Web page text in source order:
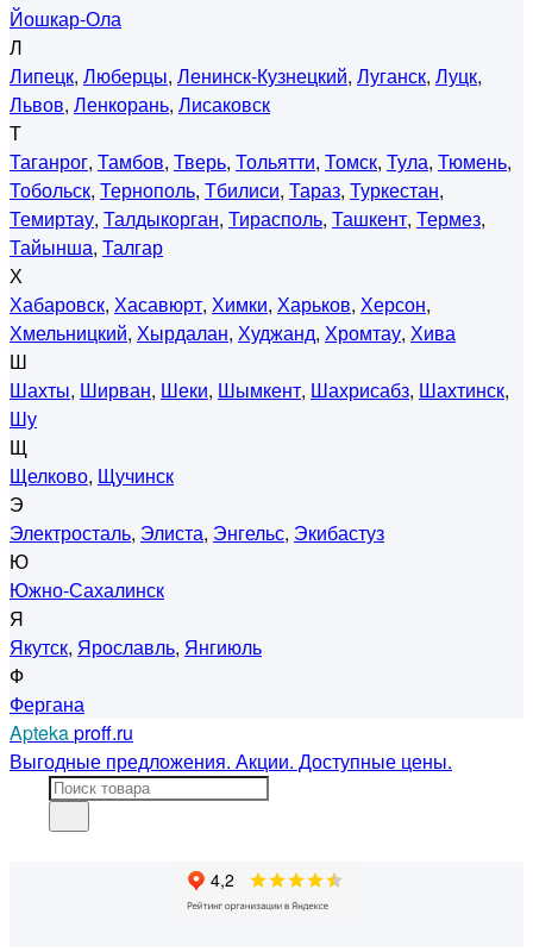
Йошкар-Ола
Л
Липецк, Люберцы, Ленинск-Кузнецкий, Луганск, Луцк,
Львов, Ленкорань, Лисаковск
Т
Таганрог, Тамбов, Тверь, Тольятти, Томск, Тула, Тюмень,
Тобольск, Тернополь, Тбилиси, Тараз, Туркестан,
Темиртау, Талдыкорган, Тирасполь, Ташкент, Термез,
Тайынша, Талгар
Х
Хабаровск, Хасавюрт, Химки, Харьков, Херсон,
Хмельницкий, Хырдалан, Худжанд, Хромтау, Хива
Ш
Шахты, Ширван, Шеки, Шымкент, Шахрисабз, Шахтинск,
Шу
Щ
Щелково, Щучинск
Э
Электросталь, Элиста, Энгельс, Экибастуз
Ю
Южно-Сахалинск
Я
Якутск, Ярославль, Янгиюль
Ф
Фергана
Aptekaproff.ru
Выгодные предложения. Акции. Доступные цены.